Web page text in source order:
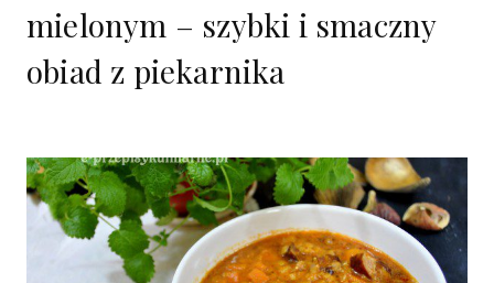
mielonym – szybki i smaczny
obiad z piekarnika